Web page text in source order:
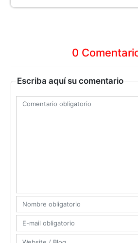
0
Escriba aquí su comentario